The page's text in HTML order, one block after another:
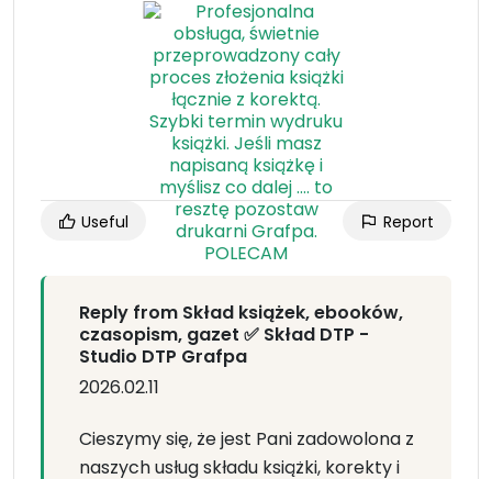
Useful Report
Reply from Skład książek, ebooków,
czasopism, gazet ✅ Skład DTP -
Studio DTP Grafpa
2026.02.11
Cieszymy się, że jest Pani zadowolona z
naszych usług składu książki, korekty i